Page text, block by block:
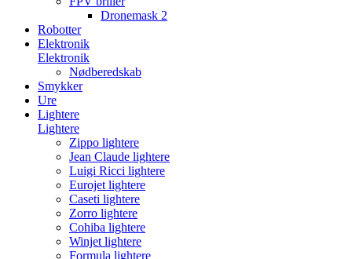
Dronemask 2
Robotter
Elektronik
Elektronik
Nødberedskab
Smykker
Ure
Lightere
Lightere
Zippo lightere
Jean Claude lightere
Luigi Ricci lightere
Eurojet lightere
Caseti lightere
Zorro lightere
Cohiba lightere
Winjet lightere
Formula lightere